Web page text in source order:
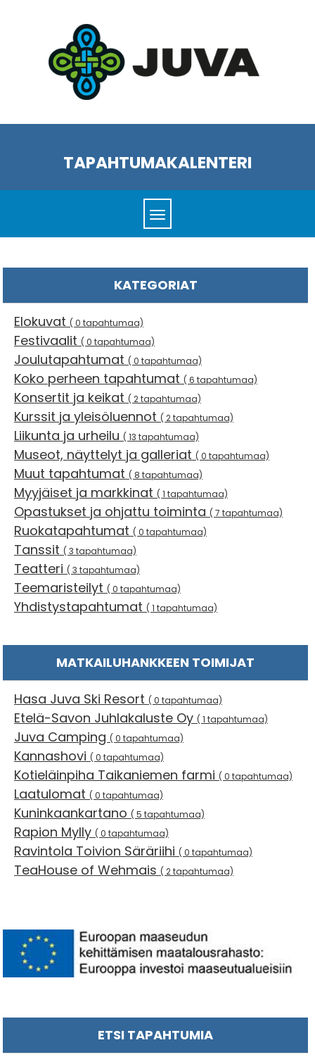
TAPAHTUMAKALENTERI
KATEGORIAT
Elokuvat ( 0 tapahtumaa)
Festivaalit ( 0 tapahtumaa)
Joulutapahtumat ( 0 tapahtumaa)
Koko perheen tapahtumat ( 6 tapahtumaa)
Konsertit ja keikat ( 2 tapahtumaa)
Kurssit ja yleisöluennot ( 2 tapahtumaa)
Liikunta ja urheilu ( 13 tapahtumaa)
Museot, näyttelyt ja galleriat ( 0 tapahtumaa)
Muut tapahtumat ( 8 tapahtumaa)
Myyjäiset ja markkinat ( 1 tapahtumaa)
Opastukset ja ohjattu toiminta ( 7 tapahtumaa)
Ruokatapahtumat ( 0 tapahtumaa)
Tanssit ( 3 tapahtumaa)
Teatteri ( 3 tapahtumaa)
Teemaristeilyt ( 0 tapahtumaa)
Yhdistystapahtumat ( 1 tapahtumaa)
MATKAILUHANKKEEN TOIMIJAT
Hasa Juva Ski Resort ( 0 tapahtumaa)
Etelä-Savon Juhlakaluste Oy ( 1 tapahtumaa)
Juva Camping ( 0 tapahtumaa)
Kannashovi ( 0 tapahtumaa)
Kotieläinpiha Taikaniemen farmi ( 0 tapahtumaa)
Laatulomat ( 0 tapahtumaa)
Kuninkaankartano ( 5 tapahtumaa)
Rapion Mylly ( 0 tapahtumaa)
Ravintola Toivion Säräriihi ( 0 tapahtumaa)
TeaHouse of Wehmais ( 2 tapahtumaa)
ETSI TAPAHTUMIA